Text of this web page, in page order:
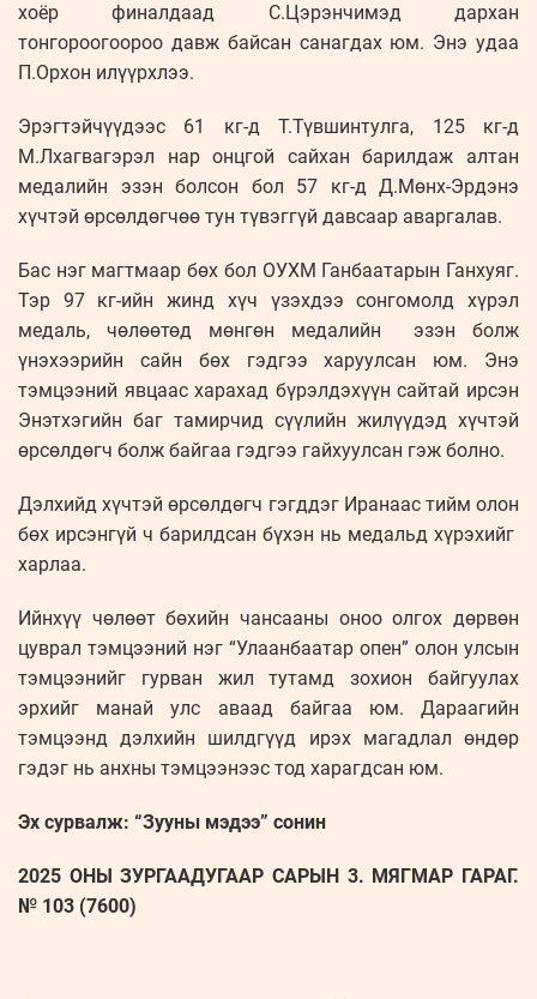
хоёр финалдаад С.Цэрэнчимэд дархан
тонгороогоороо давж байсан санагдах юм. Энэ удаа
П.Орхон илүүрхлээ.
Эрэгтэйчүүдээс 61 кг-д Т.Түвшинтулга, 125 кг-д
М.Лхагвагэрэл нар онцгой сайхан барилдаж алтан
медалийн эзэн болсон бол 57 кг-д Д.Мөнх-Эрдэнэ
хүчтэй өрсөлдөгчөө тун түвэггүй давсаар аваргалав.
Бас нэг магтмаар бөх бол ОУХМ Ганбаатарын Ганхуяг.
Тэр 97 кг-ийн жинд хүч үзэхдээ сонгомолд хүрэл
медаль, чөлөөтөд мөнгөн медалийн эзэн болж
үнэхээрийн сайн бөх гэдгээ харуулсан юм. Энэ
тэмцээний явцаас харахад бүрэлдэхүүн сайтай ирсэн
Энэтхэгийн баг тамирчид сүүлийн жилүүдэд хүчтэй
өрсөлдөгч болж байгаа гэдгээ гайхуулсан гэж болно.
Дэлхийд хүчтэй өрсөлдөгч гэгддэг Иранаас тийм олон
бөх ирсэнгүй ч барилдсан бүхэн нь медальд хүрэхийг
харлаа.
Ийнхүү чөлөөт бөхийн чансааны оноо олгох дөрвөн
цуврал тэмцээний нэг “Улаанбаатар опен” олон улсын
тэмцээнийг гурван жил тутамд зохион байгуулах
эрхийг манай улс аваад байгаа юм. Дараагийн
тэмцээнд дэлхийн шилдгүүд ирэх магадлал өндөр
гэдэг нь анхны тэмцээнээс тод харагдсан юм.
Эх сурвалж: “Зууны мэдээ” сонин
2025 ОНЫ ЗУРГААДУГААР САРЫН 3. МЯГМАР ГАРАГ.
№ 103 (7600)